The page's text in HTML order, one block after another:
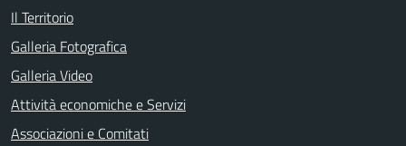
Il Territorio
Galleria Fotografica
Galleria Video
Attività economiche e Servizi
Associazioni e Comitati